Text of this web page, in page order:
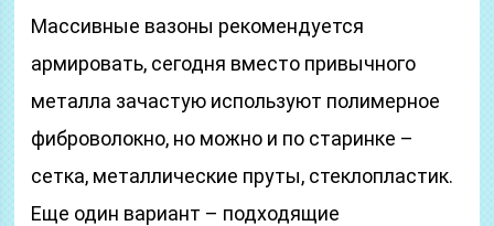
Массивные вазоны рекомендуется
армировать, сегодня вместо привычного
металла зачастую используют полимерное
фиброволокно, но можно и по старинке –
сетка, металлические пруты, стеклопластик.
Еще один вариант – подходящие